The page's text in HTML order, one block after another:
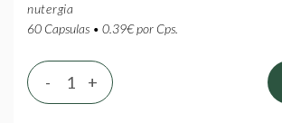
nutergia
60 Capsulas • 0.39€ por Cps.
+
-